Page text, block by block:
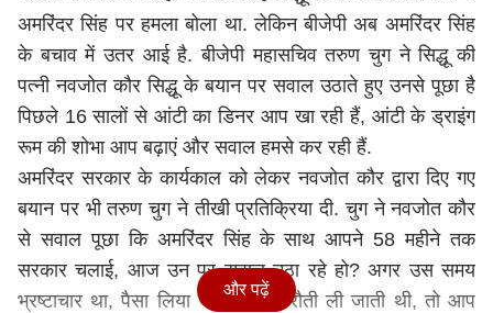
अमरिंदर सिंह पर हमला बोला था. लेकिन बीजेपी अब अमरिंदर सिंह
के बचाव में उतर आई है. बीजेपी महासचिव तरुण चुग ने सिद्धू की
पत्नी नवजोत कौर सिद्धू के बयान पर सवाल उठाते हुए उनसे पूछा है
पिछले 16 सालों से आंटी का डिनर आप खा रही हैं, आंटी के ड्राइंग
रूम की शोभा आप बढ़ाएं और सवाल हमसे कर रही हैं.
अमरिंदर सरकार के कार्यकाल को लेकर नवजोत कौर द्वारा दिए गए
बयान पर भी तरुण चुग ने तीखी प्रतिक्रिया दी. चुग ने नवजोत कौर
से सवाल पूछा कि अमरिंदर सिंह के साथ आपने 58 महीने तक
सरकार चलाई, आज उन पर सवाल उठा रहे हो? अगर उस समय
भ्रष्टाचार था, पैसा लिया जाता था, फिरौती ली जाती थी, तो आप
और पढ़ें